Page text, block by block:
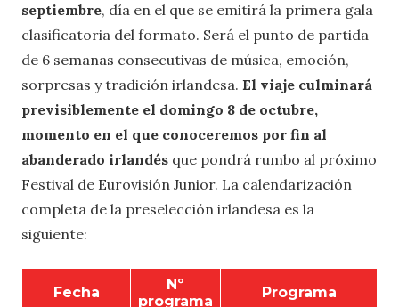
septiembre, día en el que se emitirá la primera gala
clasificatoria del formato. Será el punto de partida
de 6 semanas consecutivas de música, emoción,
sorpresas y tradición irlandesa. El viaje culminará
previsiblemente el domingo 8 de octubre,
momento en el que conoceremos por fin al
abanderado irlandés que pondrá rumbo al próximo
Festival de Eurovisión Junior. La calendarización
completa de la preselección irlandesa es la
siguiente:
Fecha
Nº
programa
Programa